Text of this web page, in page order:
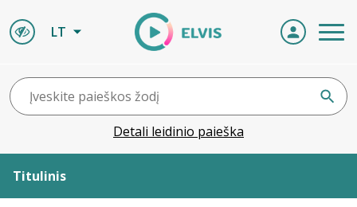
LT
Detali leidinio paieška
Titulinis